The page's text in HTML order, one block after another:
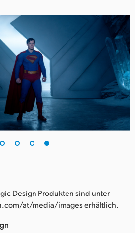
Design Produkten sind unter
at/media/images erhältlich.